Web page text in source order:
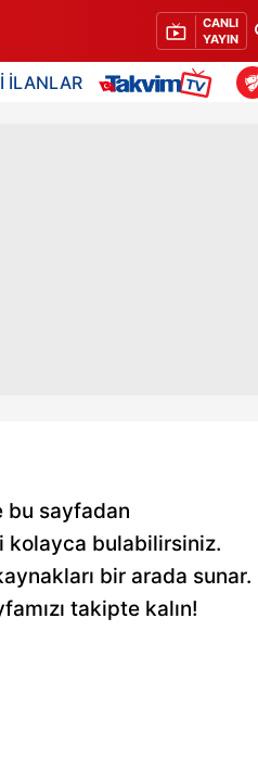
CANLI
YAYIN
İLANLAR
bu sayfadan
kolayca bulabilirsiniz.
bir arada sunar.
takipte kalın!